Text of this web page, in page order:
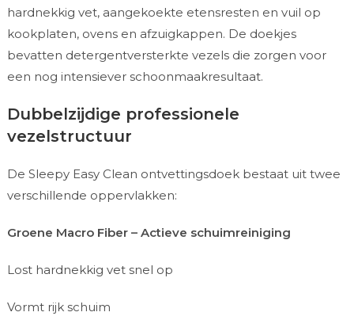
hardnekkig vet, aangekoekte etensresten en vuil op
kookplaten, ovens en afzuigkappen. De doekjes
bevatten detergentversterkte vezels die zorgen voor
een nog intensiever schoonmaakresultaat.
Dubbelzijdige professionele
vezelstructuur
De Sleepy Easy Clean ontvettingsdoek bestaat uit twee
verschillende oppervlakken:
Groene Macro Fiber – Actieve schuimreiniging
Lost hardnekkig vet snel op
Vormt rijk schuim